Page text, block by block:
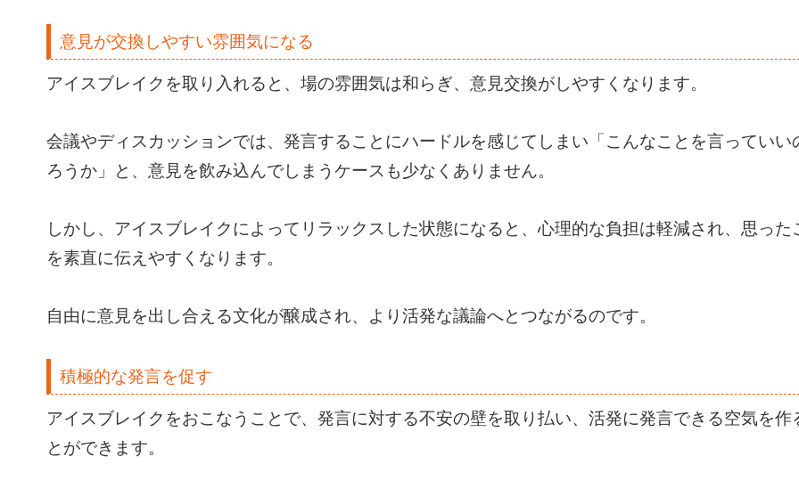
意見が交換しやすい雰囲気になる
アイスブレイクを取り入れると、場の雰囲気は和らぎ、意見交換がしやすくなります。
会議やディスカッションでは、発言することにハードルを感じてしまい「こんなことを言っていい
ろうか」と、意見を飲み込んでしまうケースも少なくありません。
しかし、アイスブレイクによってリラックスした状態になると、心理的な負担は軽減され、思った
を素直に伝えやすくなります。
自由に意見を出し合える文化が醸成され、より活発な議論へとつながるのです。
積極的な発言を促す
アイスブレイクをおこなうことで、発言に対する不安の壁を取り払い、活発に発言できる空気を作
とができます。